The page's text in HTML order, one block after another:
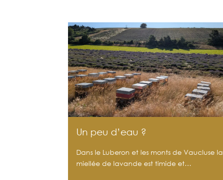
Un peu d’eau ?
Dans le Luberon et les monts de Vaucluse la
miellée de lavande est timide et…